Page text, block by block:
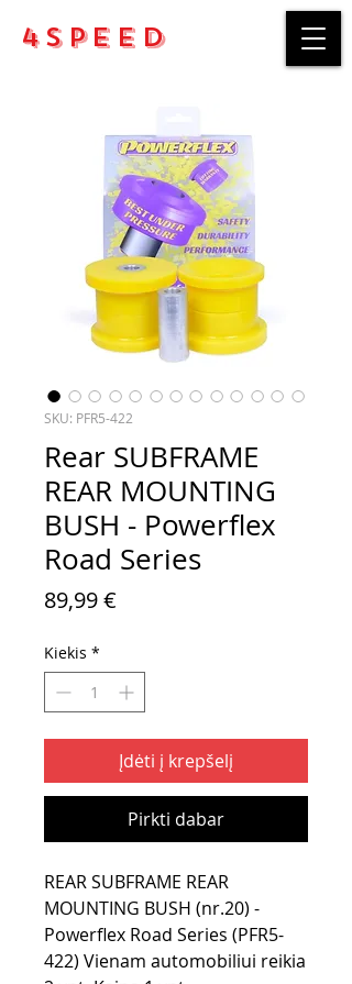
4Speed
SKU: PFR5-422
Rear SUBFRAME
REAR MOUNTING
BUSH - Powerflex
Road Series
89,99 €
Kiekis *
Įdėti į krepšelį
Pirkti dabar
REAR SUBFRAME REAR
MOUNTING BUSH (nr.20) -
Powerflex Road Series (PFR5-
422) Vienam automobiliui reikia